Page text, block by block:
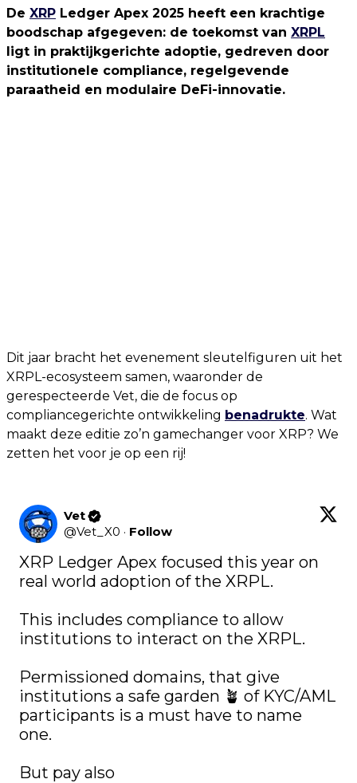
De XRP Ledger Apex 2025 heeft een krachtige
boodschap afgegeven: de toekomst van XRPL
ligt in praktijkgerichte adoptie, gedreven door
institutionele compliance, regelgevende
paraatheid en modulaire DeFi-innovatie.
Dit jaar bracht het evenement sleutelfiguren uit het
XRPL-ecosysteem samen, waaronder de
gerespecteerde Vet, die de focus op
compliancegerichte ontwikkeling benadrukte. Wat
maakt deze editie zo’n gamechanger voor XRP? We
zetten het voor je op een rij!
Vet
@Vet_X0 · Follow
XRP Ledger Apex focused this year on
real world adoption of the XRPL.
This includes compliance to allow
institutions to interact on the XRPL.
Permissioned domains, that give
institutions a safe garden 🪴 of KYC/AML
participants is a must have to name
one.
But pay also